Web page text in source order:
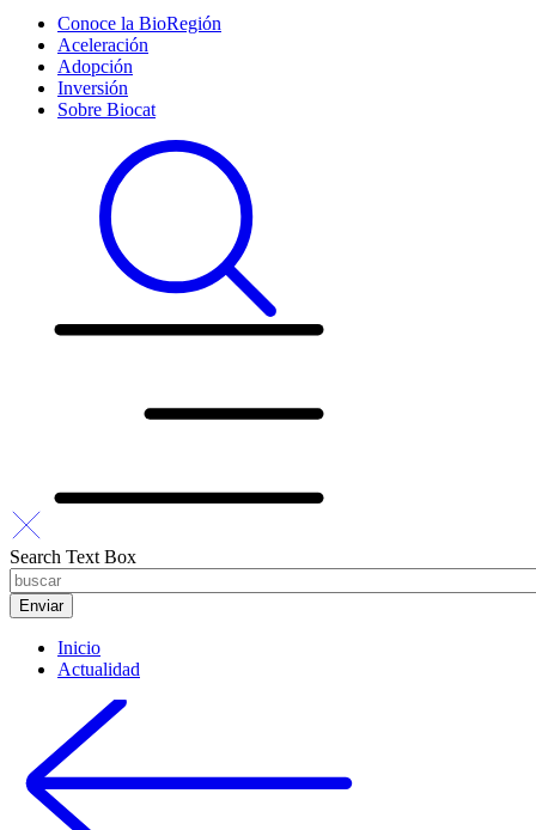
Conoce la BioRegión
Aceleración
Adopción
Inversión
Sobre Biocat
Search Text Box
Inicio
Actualidad